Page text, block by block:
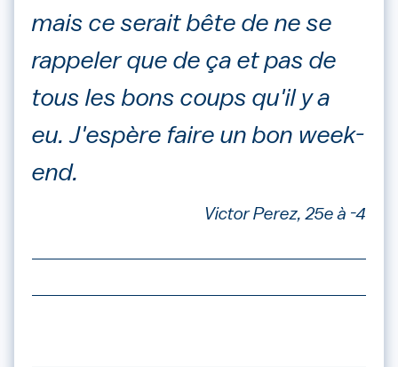
mais ce serait bête de ne se
rappeler que de ça et pas de
tous les bons coups qu'il y a
eu. J'espère faire un bon week-
end.
Victor Perez, 25e à -4